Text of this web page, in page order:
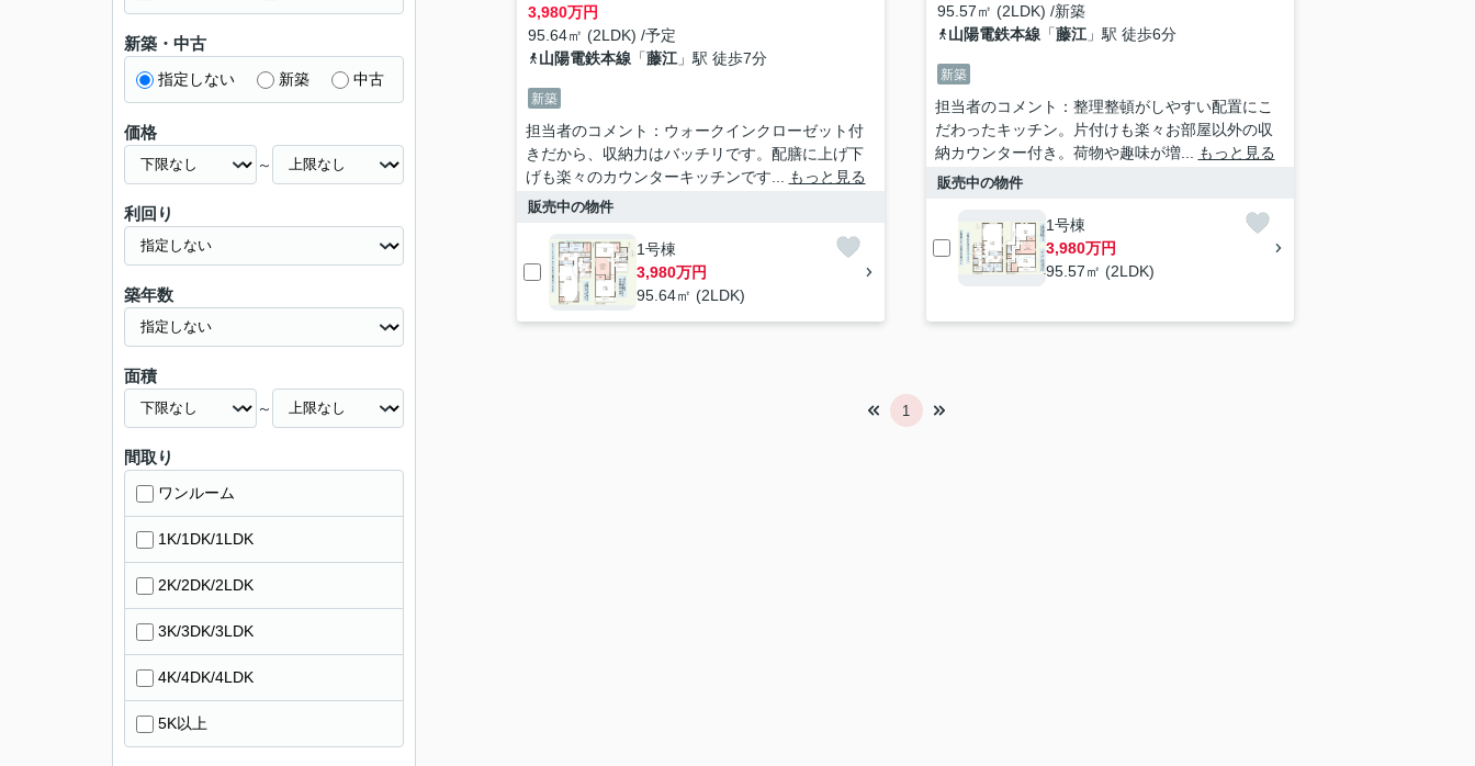
3,980万円
95.64㎡ (2LDK) /予定
山陽電鉄本線「藤江」駅 徒歩7分
新築
担当者のコメント：ウォークインクローゼット付
きだから、収納力はバッチリです。配膳に上げ下
げも楽々のカウンターキッチンです...
もっと見る
販売中の物件
1号棟
3,980万円
95.64㎡ (2LDK)
95.57㎡ (2LDK) /新築
山陽電鉄本線「藤江」駅 徒歩6分
新築
担当者のコメント：整理整頓がしやすい配置にこ
だわったキッチン。片付けも楽々お部屋以外の収
納カウンター付き。荷物や趣味が増...
もっと見る
販売中の物件
1号棟
3,980万円
95.57㎡ (2LDK)
1
新築・中古
指定しない 新築 中古
価格
～
利回り
築年数
面積
～
間取り
ワンルーム
1K/1DK/1LDK
2K/2DK/2LDK
3K/3DK/3LDK
4K/4DK/4LDK
5K以上